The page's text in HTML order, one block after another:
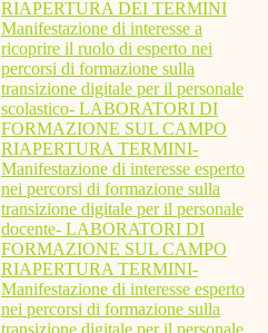
RIAPERTURA DEI TERMINI
Manifestazione di interesse a
ricoprire il ruolo di esperto nei
percorsi di formazione sulla
transizione digitale per il personale
scolastico- LABORATORI DI
FORMAZIONE SUL CAMPO
RIAPERTURA TERMINI-
Manifestazione di interesse esperto
nei percorsi di formazione sulla
transizione digitale per il personale
docente- LABORATORI DI
FORMAZIONE SUL CAMPO
RIAPERTURA TERMINI-
Manifestazione di interesse esperto
nei percorsi di formazione sulla